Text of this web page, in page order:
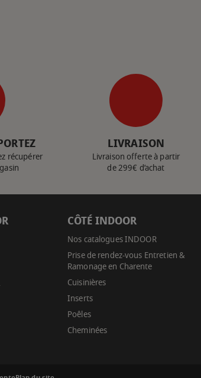
récupérer
LIVRAISON
Livraison offerte à partir
de 299€ d’achat
CÔTÉ INDOOR
Nos catalogues INDOOR
Prise de rendez-vous Entretien &
Ramonage en Charente
Cuisinières
Inserts
Poêles
Cheminées